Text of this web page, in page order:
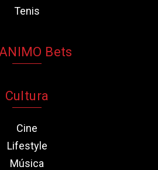
Tenis
Bets
Cultura
Cine
Lifestyle
Música